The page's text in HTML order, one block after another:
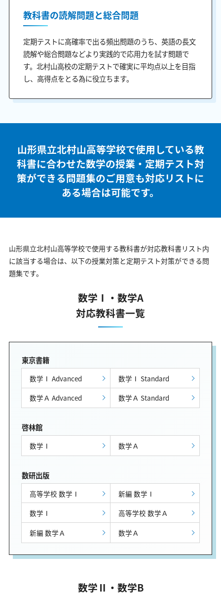
教科書の読解問題と総合問題
定期テストに高確率で出る頻出問題のうち、英語の長文
読解や総合問題などより実践的で応用力を試す問題で
す。北村山高校の定期テストで確実に平均点以上を目指
し、高得点をとる為に役立ちます。
山形県立北村山高等学校で使用している教
科書に合わせた数学の授業・定期テスト対
策ができる問題集のご用意も対応リストに
ある場合は可能です。
山形県立北村山高等学校で使用する教科書が対応教科書リスト内
に該当する場合は、以下の授業対策と定期テスト対策ができる問
題集です。
数学Ⅰ・数学A
対応教科書一覧
東京書籍
数学Ⅰ Advanced
数学Ⅰ Standard
数学Ａ Advanced
数学Ａ Standard
啓林館
数学Ⅰ 数学Ａ
数研出版
高等学校 数学Ⅰ
新編 数学Ⅰ
数学Ⅰ
高等学校 数学Ａ
新編 数学Ａ
数学Ａ
数学Ⅱ・数学B